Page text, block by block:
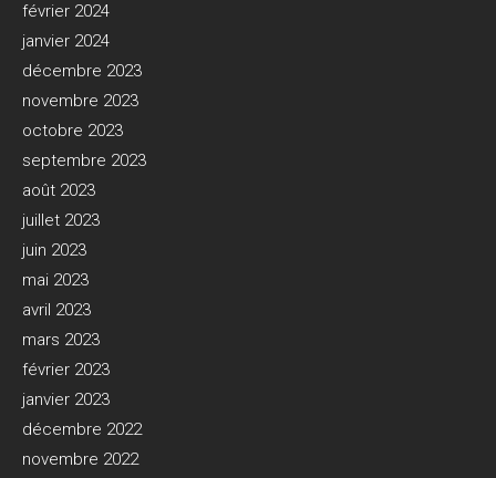
février 2024
janvier 2024
décembre 2023
novembre 2023
octobre 2023
septembre 2023
août 2023
juillet 2023
juin 2023
mai 2023
avril 2023
mars 2023
février 2023
janvier 2023
décembre 2022
novembre 2022